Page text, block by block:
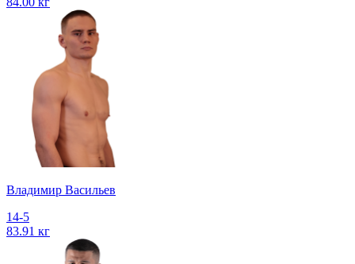
Владимир Васильев
14-5
83.91 кг